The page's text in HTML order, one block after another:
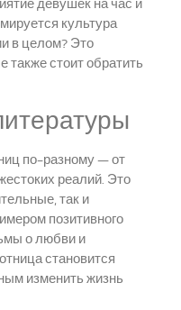
культура
в целом? Это
также стоит обратить
по-разному — от
реалий. Это
так и
позитивного
о любви и
становится
изменить жизнь